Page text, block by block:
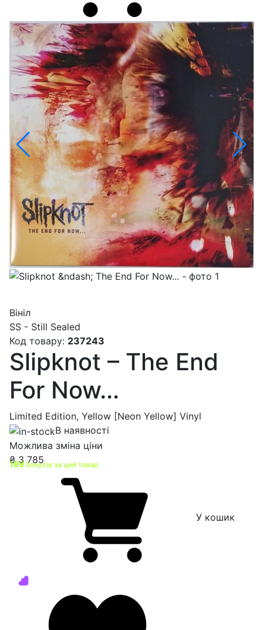
Вініл
SS - Still Sealed
Код товару: 237243
Slipknot – The End
For Now...
Limited Edition, Yellow [Neon Yellow] Vinyl
В наявності
Можлива зміна ціни
₴3 785
189 бонусів за цей товар
У кошик